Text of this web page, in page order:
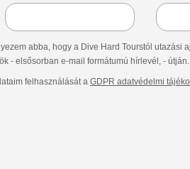
abba, hogy a Dive Hard Tourstól utazási
- elsősorban e-mail formátumú hírlevél, - útján.
felhasználását a GDPR adatvédelmi